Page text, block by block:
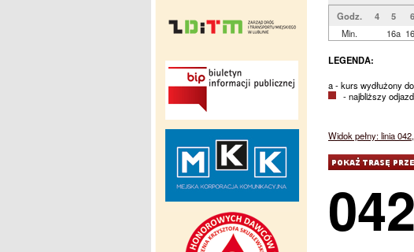
Godz.
4 5 6
Min.
16a
LEGENDA:
a - kurs wydłużony
- najbliższy odjazd
Widok pełny: linia
042